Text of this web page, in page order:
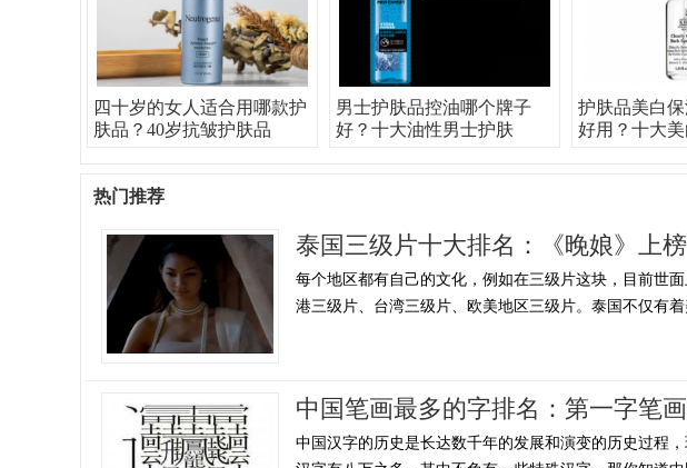
四十岁的女人适合用哪款护
肤品？40岁抗皱护肤品
男士护肤品控油哪个牌子
好？十大油性男士护肤
护肤品美白
好用？十大
热门推荐
泰国三级片十大排名：《晚娘》上
每个地区都有自己的文化，例如在三级片这块，目前世
港三级片、台湾三级片、欧美地区三级片。泰国不仅有
中国笔画最多的字排名：第一字笔
中国汉字的历史是长达数千年的发展和演变的历史过程